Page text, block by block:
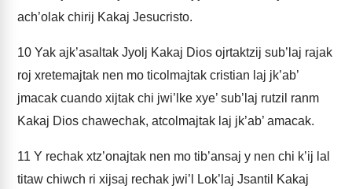
ach’olak chirij Kakaj Jesucristo.
10 Yak ajk’asaltak Jyolj Kakaj Dios ojrtaktzij sub’laj rajak
roj xretemajtak nen mo ticolmajtak cristian laj jk’ab’
jmacak cuando xijtak chi jwi’lke xye’ sub’laj rutzil ranm
Kakaj Dios chawechak, atcolmajtak laj jk’ab’ amacak.
11 Y rechak xtz’onajtak nen mo tib’ansaj y nen chi k’ij lal
titaw chiwch ri xijsaj rechak jwi’l Lok’laj Jsantil Kakaj